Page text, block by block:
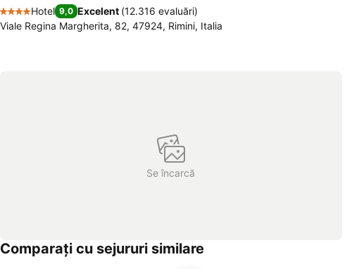
4 Stele
Hotel 9,0 Excelent (12.316 evaluări)
Viale Regina Margherita, 82, 47924, Rimini, Italia
Se încarcă
Comparați cu sejururi similare